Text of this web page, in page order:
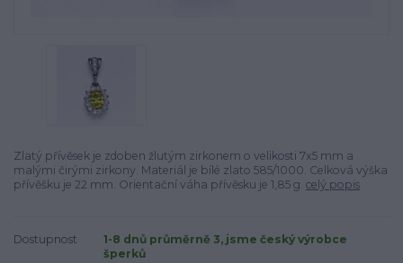
Zlatý přívěsek je zdoben žlutým zirkonem o velikosti 7x5 mm a
malými čirými zirkony. Materiál je bílé zlato 585/1000. Celková výška
přívěšku je 22 mm. Orientační váha přívěsku je 1,85 g. celý popis
Dostupnost
1-8 dnů průměrně 3, jsme český výrobce
šperků